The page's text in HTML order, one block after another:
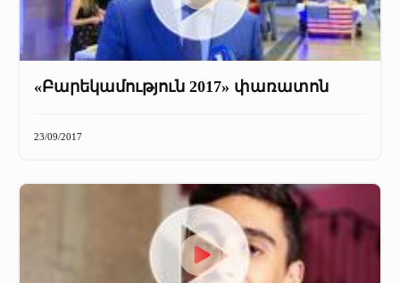
«Բարեկամություն 2017» փառատոն
23/09/2017